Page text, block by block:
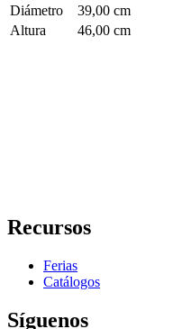
Diámetro
39,00 cm
Altura
46,00 cm
Recursos
Ferias
Catálogos
Síguenos